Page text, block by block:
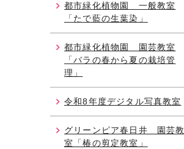
都市緑化植物園 一般教室
「たで藍の生葉染」
都市緑化植物園 園芸教室
「バラの春から夏の栽培管
理」
令和8年度デジタル写真教室
グリーンピア春日井 園芸教
室「椿の剪定教室」